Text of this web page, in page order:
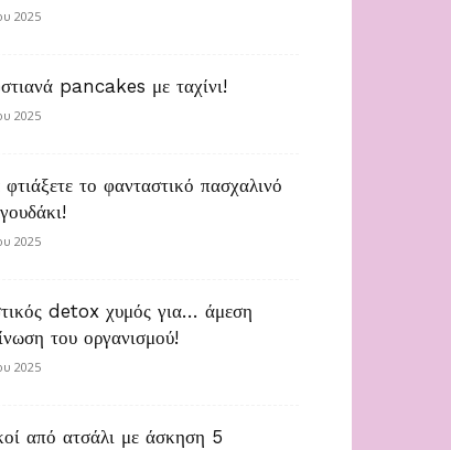
2025
pancakes με ταχίνι!
2025
το φανταστικό πασχαλινό
2025
detox χυμός για… άμεση
του οργανισμού!
2025
από ατσάλι με άσκηση 5